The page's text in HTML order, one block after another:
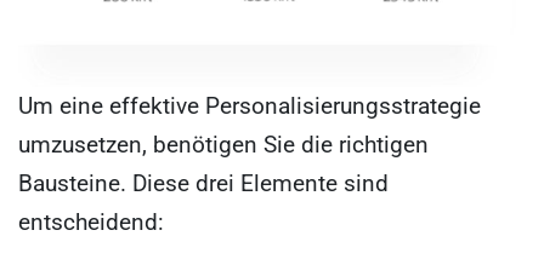
Um eine effektive Personalisierungsstrategie
umzusetzen, benötigen Sie die richtigen
Bausteine. Diese drei Elemente sind
entscheidend: